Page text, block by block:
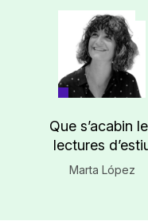
Que s’acabin
lectures
Marta López